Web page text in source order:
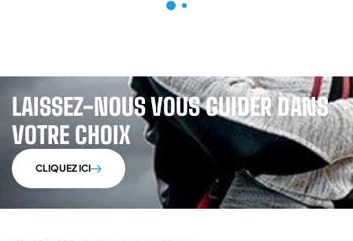
LAISSEZ-NOUS VOUS GUIDER DANS
VOTRE CHOIX
CLIQUEZ ICI